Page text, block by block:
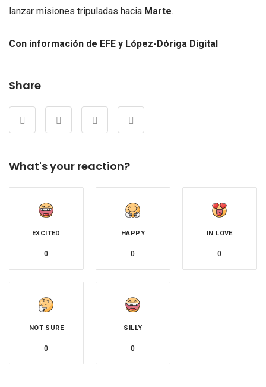
lanzar misiones tripuladas hacia Marte.
Con información de EFE y López-Dóriga Digital
Share
What's your reaction?
EXCITED
0
HAPPY
0
IN LOVE
0
NOT SURE
0
SILLY
0